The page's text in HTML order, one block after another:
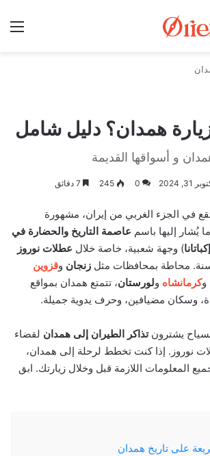
همدان؟ دليل شامل
و أسواقها القديمة
31, 2024
0
245
في الجزء الغربي من إيران، مشهورة
يُشار إليها باسم عاصمة التاريخ والحضارة في
إكباتانا) وجهة شعبية، خاصة خلال عطلات نوروز
محاطة بمحافظات مثل زنجان وقزوين
وكرمانشاه ولورستان، تتمتع همدان بمواقع
وسكان مضيافين، وحرف يدوية جميلة.
يشترونتذاكر الطيران إلى همدان لقضاء
نوروز. إذا كنت تخطط لرحلة إلى همدان،
المعلومات اللازمة قبل وخلال زيارتك. ابق
على تاريخ همدان